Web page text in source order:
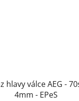
hlavy válce AEG -
4mm - EPeS